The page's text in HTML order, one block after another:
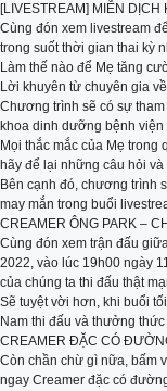
[LIVESTREAM] MIỄN DỊCH
Cùng đón xem livestream
trong suốt thời gian thai kỳ
Làm thế nào để Mẹ tăng
Lời khuyên từ chuyên gia
Chương trình sẽ có sự
khoa dinh dưỡng bệnh
Mọi thắc mắc của Mẹ
hãy để lại những câu hỏi
Bên cạnh đó, chương trình
may mắn trong buổi
CREAMER ÔNG PARK –
Cùng đón xem trận đấu
2022, vào lúc 19h00 ngày
của chúng ta thi đấu thật
Sẽ tuyệt vời hơn, khi buổi
Nam thi đấu và thưởng
CREAMER ĐẶC CÓ
Còn chần chừ gì nữa, bấm
ngay Creamer đặc có